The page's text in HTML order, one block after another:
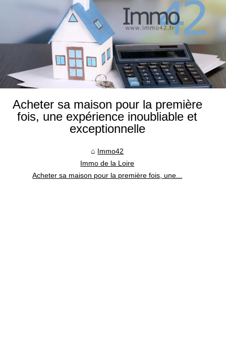
Acheter sa maison pour la première
fois, une expérience inoubliable et
exceptionnelle
Immo42
Immo de la Loire
Acheter sa maison pour la première fois, une...